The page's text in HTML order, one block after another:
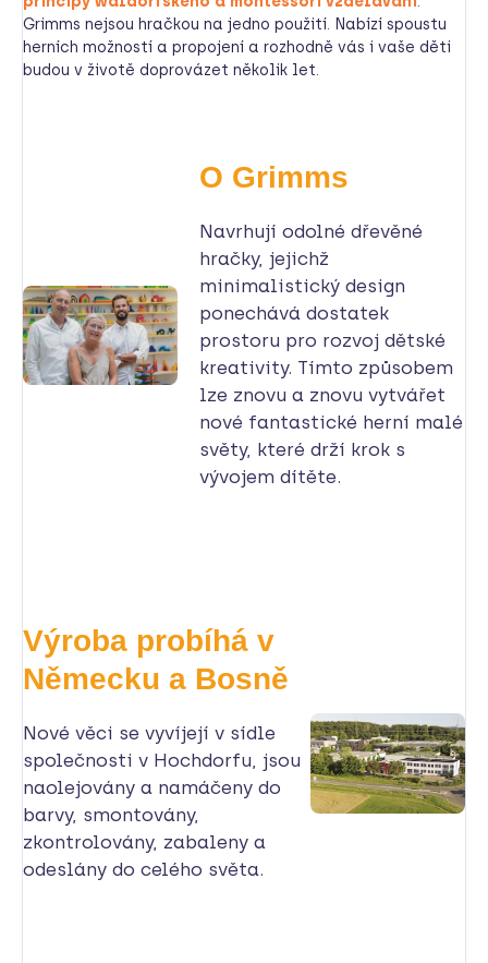
Grimms nejsou hračkou na jedno použití. Nabízí spoustu
herních možností a propojení a rozhodně vás i vaše děti
budou v životě doprovázet několik let.
O Grimms
Navrhují odolné dřevěné
hračky, jejichž
minimalistický design
ponechává dostatek
prostoru pro rozvoj dětské
kreativity. Tímto způsobem
lze znovu a znovu vytvářet
nové fantastické herní malé
světy, které drží krok s
vývojem dítěte.
Výroba probíhá v
Německu a Bosně
Nové věci se vyvíjejí v sídle
společnosti v Hochdorfu, jsou
naolejovány a namáčeny do
barvy, smontovány,
zkontrolovány, zabaleny a
odeslány do celého světa.